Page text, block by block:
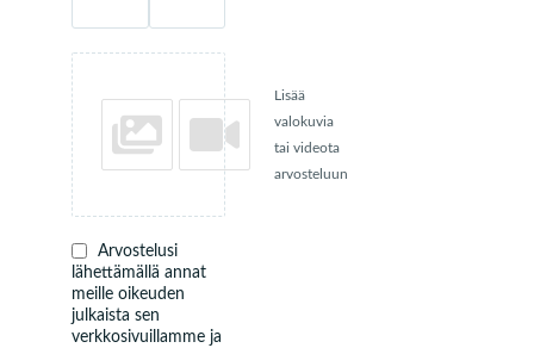
Lisää
valokuvia
tai videota
arvosteluun
Arvostelusi
lähettämällä annat
meille oikeuden
julkaista sen
verkkosivuillamme ja